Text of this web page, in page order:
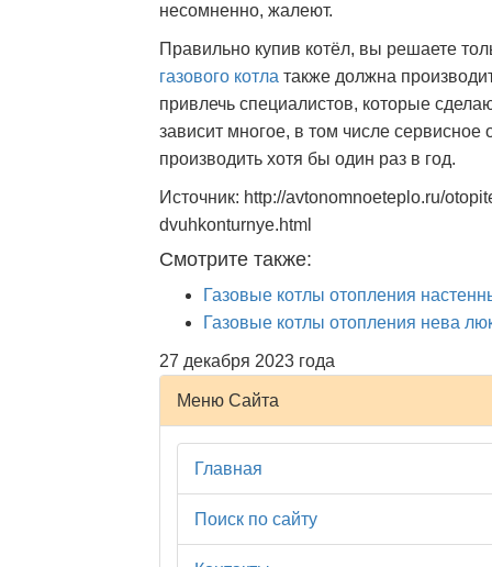
несомненно, жалеют.
Правильно купив котёл, вы решаете
газового котла также должна
привлечь специалистов, которые
зависит многое, в том числе
производить хотя бы один раз в год.
Источник: http://avtonomnoeteplo.ru/
dvuhkonturnye.html
Смотрите также:
Газовые котлы отопления
Газовые котлы отопления нева
27 декабря 2023 года
Меню Сайта
Главная
Поиск по сайту